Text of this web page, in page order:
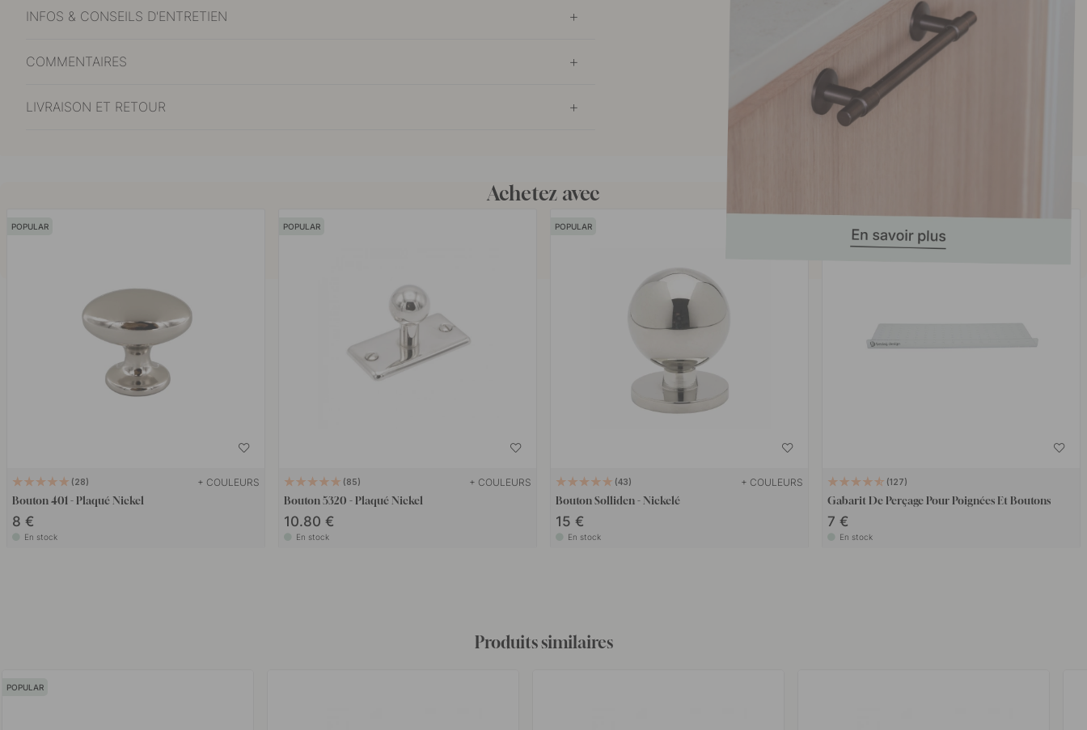
INFOS & CONSEILS D'ENTRETIEN
COMMENTAIRES
LIVRAISON ET RETOUR
Achetez avec
POPULAR
28 + COULEURS
Bouton 401 - Plaqué Nickel
8 €
En stock
POPULAR
85 + COULEURS
Bouton 5320 - Plaqué Nickel
10.80 €
En stock
POPULAR
43 + COULEURS
Bouton Solliden - Nickelé
15 €
En stock
127
Gabarit De Perçage Pour Poignées Et Boutons
7 €
En stock
Produits similaires
POPULAR